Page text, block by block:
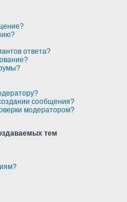
ответа?
сообщения?
модератором?
тем